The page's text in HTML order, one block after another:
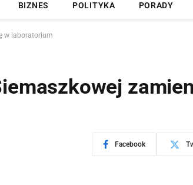
BIZNES POLITYKA PORADY
w laboratorium
Facebook